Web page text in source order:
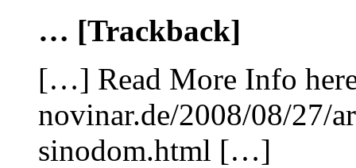
… [Trackback]
[…] Read More Info
novinar.de/2008/08/27/
sinodom.html […]